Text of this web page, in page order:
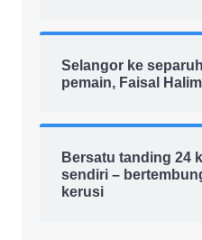
Selangor ke
pemain, Faisal
Bersatu tanding 24
sendiri –
kerusi